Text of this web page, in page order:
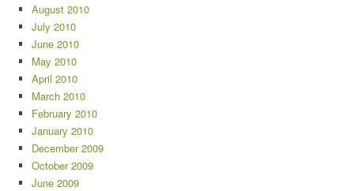
August 2010
July 2010
June 2010
May 2010
April 2010
March 2010
February 2010
January 2010
December 2009
October 2009
June 2009